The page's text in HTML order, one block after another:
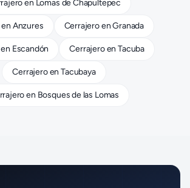
en Lomas de Chapultepec
en Anzures CerrajeroenGranada
Escandón CerrajeroenTacuba
CerrajeroenTacubaya
en Bosques de las Lomas